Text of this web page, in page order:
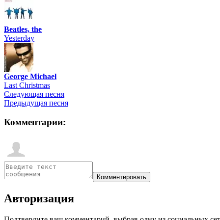
Beatles, the
Yesterday
George Michael
Last Christmas
Следующая песня
Предыдущая песня
Комментарии:
Авторизация